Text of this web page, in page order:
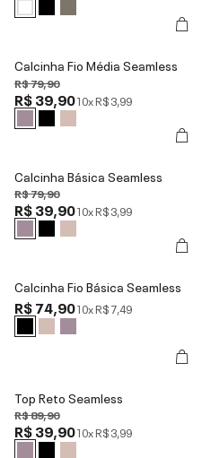
Calcinha Fio Média Seamless
R$ 79,90
R$ 39,9010xR$ 3,99
Calcinha Básica Seamless
R$ 79,90
R$ 39,9010xR$ 3,99
Calcinha Fio Básica Seamless
R$ 74,9010xR$ 7,49
Top Reto Seamless
R$ 89,90
R$ 39,9010xR$ 3,99